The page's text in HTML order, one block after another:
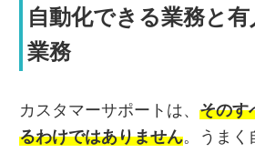
自動化できる業務と
業務
カスタマーサポートは、 そのす
るわけではありません。うまく